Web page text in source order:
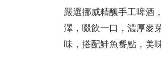
嚴選挪威精釀手工啤酒
澤，啜飲一口，濃厚麥
味，搭配鮭魚餐點，美